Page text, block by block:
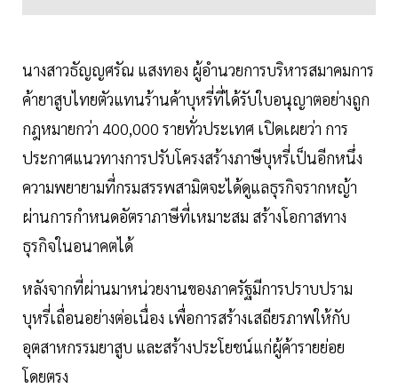
นางสาวธัญญศรัณ แสงทอง ผู้อำนวยการบริหารสมาคมการ
ค้ายาสูบไทยตัวแทนร้านค้าบุหรี่ที่ได้รับใบอนุญาตอย่างถูก
กฎหมายกว่า 400,000 รายทั่วประเทศ เปิดเผยว่า การ
ประกาศแนวทางการปรับโครงสร้างภาษีบุหรี่เป็นอีกหนึ่ง
ความพยายามที่กรมสรรพสามิตจะได้ดูแลธุรกิจรากหญ้า
ผ่านการกำหนดอัตราภาษีที่เหมาะสม สร้างโอกาสทาง
ธุรกิจในอนาคตได้
หลังจากที่ผ่านมาหน่วยงานของภาครัฐมีการปราบปราม
บุหรี่เถื่อนอย่างต่อเนื่อง เพื่อการสร้างเสถียรภาพให้กับ
อุตสาหกรรมยาสูบ และสร้างประโยชน์แก่ผู้ค้ารายย่อย
โดยตรง